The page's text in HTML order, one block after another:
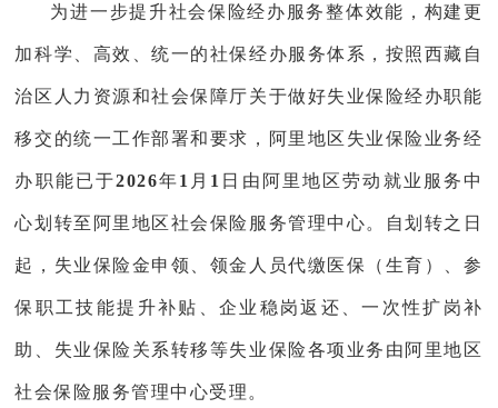
为进一步提升社会保险经办服务整体效能，构建更
加科学、高效、统一的社保经办服务体系，按照西藏自
治区人力资源和社会保障厅关于做好失业保险经办职能
移交的统一工作部署和要求，阿里地区失业保险业务经
办职能已于2026年1 月 1 日由阿里地区劳动就业服务中
心划转至阿里地区社会保险服务管理中心。自划转之日
起，失业保险金申领、领金人员代缴医保（生育）、参
保职工技能提升补贴、企业稳岗返还、一次性扩岗补
助、失业保险关系转移等失业保险各项业务由阿里地区
社会保险服务管理中心受理。